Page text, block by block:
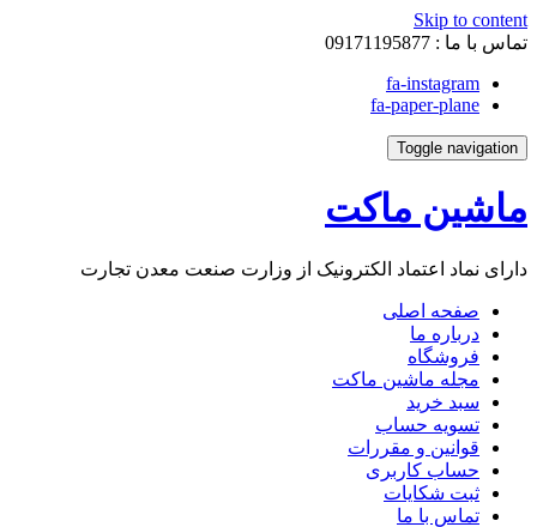
Skip to content
تماس با ما : 09171195877
fa-instagram
fa-paper-plane
Toggle navigation
ماشین ماکت
دارای نماد اعتماد الکترونیک از وزارت صنعت معدن تجارت
صفحه اصلی
درباره ما
فروشگاه
مجله ماشین ماکت
سبد خرید
تسویه حساب
قوانین و مقررات
حساب کاربری
ثبت شکایات
تماس با ما